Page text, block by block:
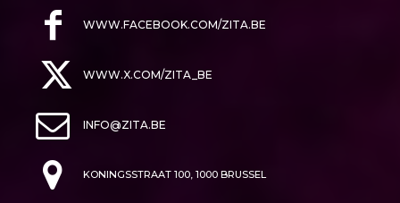
WWW.FACEBOOK.COM/ZITA.BE
WWW.X.COM/ZITA_BE
INFO@ZITA.BE
KONINGSSTRAAT 100, 1000 BRUSSEL